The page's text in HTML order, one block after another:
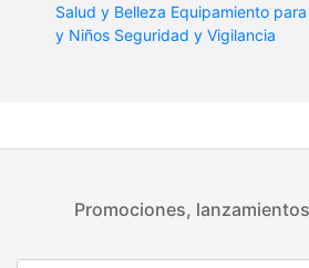
Salud y Belleza Equipamiento
y Niños Seguridad y Vigilancia
Promociones,